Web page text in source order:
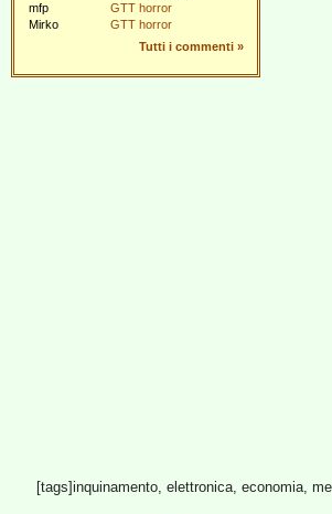
mfp
GTT horror
Mirko
GTT horror
Tutti i commenti »
[tags]inquinamento, elettronica, economia,